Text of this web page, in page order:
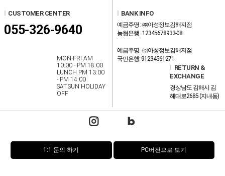
CUSTOMER CENTER
055-326-9640
MON-FRI AM
10:00 - PM 18:00
LUNCH PM 13:00
- PM 14:00
SAT.SUN HOLIDAY
OFF
BANK INFO
예금주명 : ㈜아성정보김해지점
농협은행 : 12345678933-08
예금주명 : ㈜아성정보김해지점
국민은행: 91234561271
RETURN &
EXCHANGE
경상남도 김해시 김
해대로2685 (지내동)
1:1 문의 하기 PC버전으로 보기